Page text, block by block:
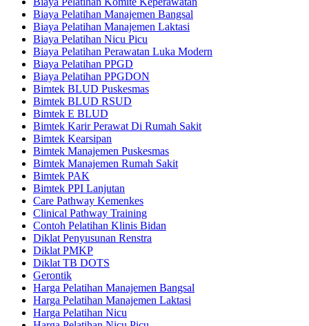
Biaya Pelatihan Manajemen Bangsal
Biaya Pelatihan Manajemen Laktasi
Biaya Pelatihan Nicu Picu
Biaya Pelatihan Perawatan Luka Modern
Biaya Pelatihan PPGD
Biaya Pelatihan PPGDON
Bimtek BLUD Puskesmas
Bimtek BLUD RSUD
Bimtek E BLUD
Bimtek Karir Perawat Di Rumah Sakit
Bimtek Kearsipan
Bimtek Manajemen Puskesmas
Bimtek Manajemen Rumah Sakit
Bimtek PAK
Bimtek PPI Lanjutan
Care Pathway Kemenkes
Clinical Pathway Training
Contoh Pelatihan Klinis Bidan
Diklat Penyusunan Renstra
Diklat PMKP
Diklat TB DOTS
Gerontik
Harga Pelatihan Manajemen Bangsal
Harga Pelatihan Manajemen Laktasi
Harga Pelatihan Nicu